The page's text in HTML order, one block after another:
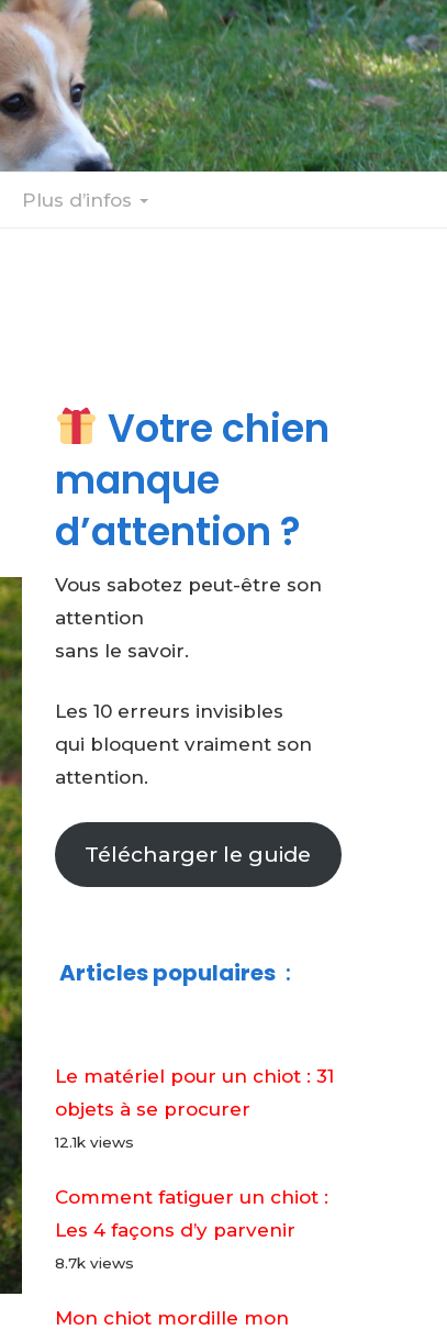
Plus d’infos
Votre chien
manque
d’attention ?
Vous sabotez peut-être son
attention
sans le savoir.
Les 10 erreurs invisibles
qui bloquent vraiment son
attention.
Télécharger le guide
Articles populaires :
Le matériel pour un chiot : 31
objets à se procurer
12.1k views
Comment fatiguer un chiot :
Les 4 façons d’y parvenir
8.7k views
Mon chiot mordille mon